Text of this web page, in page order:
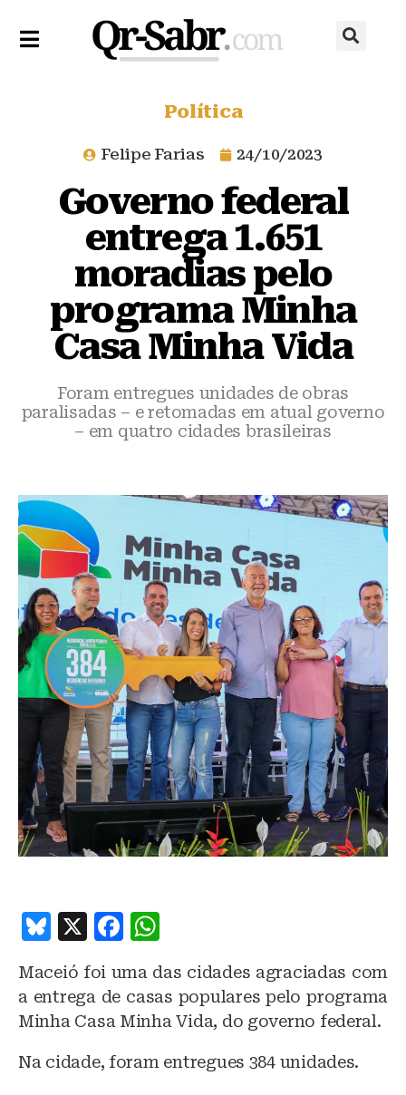
Política
Felipe Farias 24/10/2023
Governo federal
entrega 1.651
moradias pelo
programa Minha
Casa Minha Vida
Foram entregues unidades de obras
paralisadas – e retomadas em atual governo
– em quatro cidades brasileiras
B
lu
e
s
y
X
F
c
e
o
at
s
p
Maceió foi uma das cidades agraciadas com
a entrega de casas populares pelo programa
Minha Casa Minha Vida, do governo federal.
Na cidade, foram entregues 384 unidades.